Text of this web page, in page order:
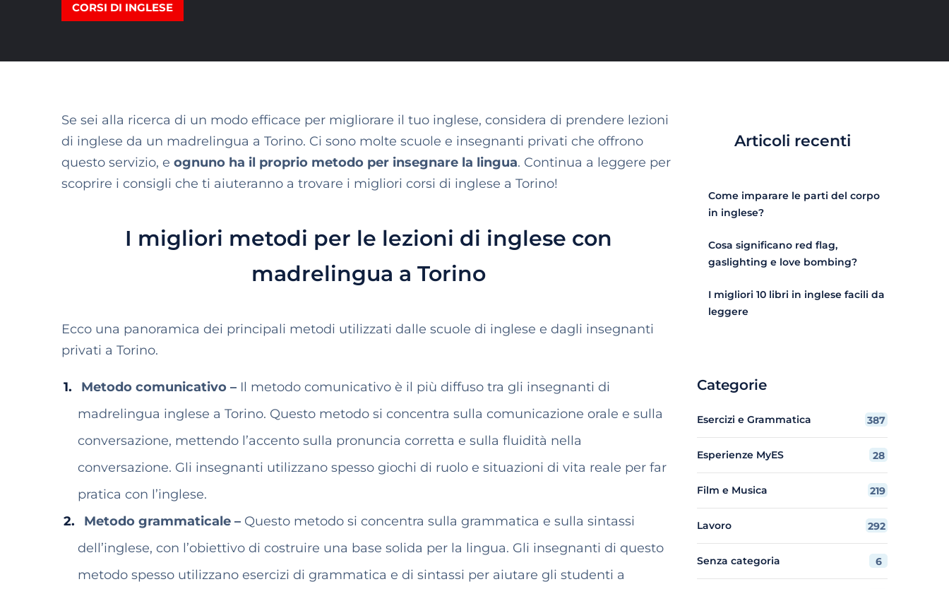
CORSI DI INGLESE
Se sei alla ricerca di un modo efficace per migliorare il tuo inglese, considera di prendere lezioni
di inglese da un madrelingua a Torino. Ci sono molte scuole e insegnanti privati che offrono
questo servizio, e ognuno ha il proprio metodo per insegnare la lingua. Continua a leggere per
scoprire i consigli che ti aiuteranno a trovare i migliori corsi di inglese a Torino!
I migliori metodi per le lezioni di inglese con
madrelingua a Torino
Ecco una panoramica dei principali metodi utilizzati dalle scuole di inglese e dagli insegnanti
privati a Torino.
Metodo comunicativo –Il metodo comunicativo è il più diffuso tra gli insegnanti di
madrelingua inglese a Torino. Questo metodo si concentra sulla comunicazione orale e sulla
conversazione, mettendo l’accento sulla pronuncia corretta e sulla fluidità nella
conversazione. Gli insegnanti utilizzano spesso giochi di ruolo e situazioni di vita reale per far
pratica con l’inglese.
Metodo grammaticale – Questo metodo si concentra sulla grammatica e sulla sintassi
dell’inglese, con l’obiettivo di costruire una base solida per la lingua. Gli insegnanti di questo
metodo spesso utilizzano esercizi di grammatica e di sintassi per aiutare gli studenti a
Articoli recenti
Come imparare le parti del corpo
in inglese?
Cosa significano red flag,
gaslighting e love bombing?
I migliori 10 libri in inglese facili da
leggere
Categorie
Esercizi e Grammatica 387
Esperienze MyES 28
Film e Musica 219
Lavoro 292
Senza categoria 6